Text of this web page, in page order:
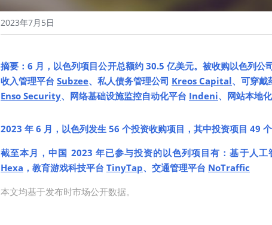
2023年7月5日
摘要 ：6 月，以色列项目公开总额约 30.5 亿美元。被收购以色列公
收入管理平台 Subzee、私人债务管理公司 Kreos Capital、可穿戴
Enso Security、网络基础设施监控自动化平台 Indeni、网站本地
2023 年 6 月，以色列发生 56 个投资收购项目，其中投资项目 49
截至本月，中国 2023 年已参与投资的以色列项目有：基于人工
Hexa ，教育游戏科技平台 TinyTap、交通管理平台 NoTraffic
本文均基于发布时市场公开数据。